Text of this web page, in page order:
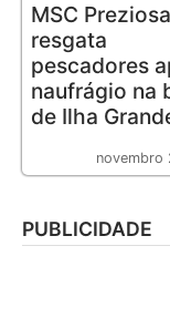
MSC Preziosa
resgata
pescadores
naufrágio na
de Ilha
novembro
PUBLICIDADE